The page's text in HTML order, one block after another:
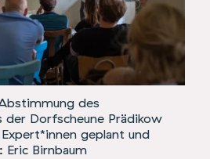
des
Dorfscheune Prädikow
geplant und
Eric Birnbaum